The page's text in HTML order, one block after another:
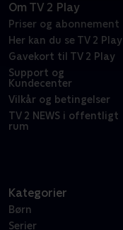
Om TV 2 Play
Priser og abonnement
Her kan du se TV 2 Play
Gavekort til TV 2 Play
Support og
Kundecenter
Vilkår og betingelser
TV 2 NEWS i offentligt
rum
Kategorier
Børn
Serier